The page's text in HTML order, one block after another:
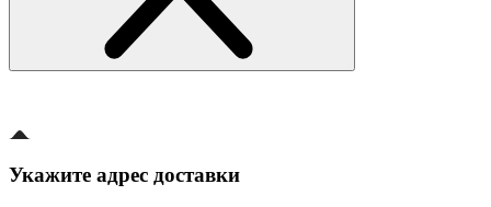
Укажите адрес доставки